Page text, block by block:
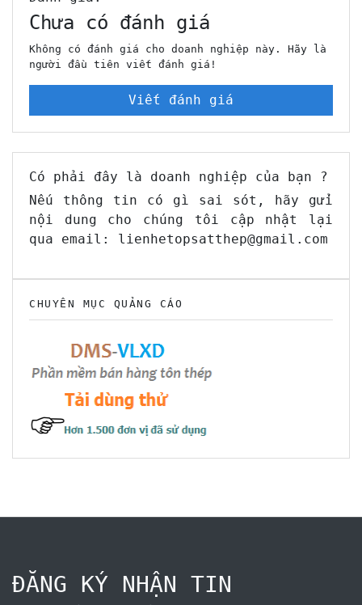
Chưa có đánh giá
Không có đánh giá cho doanh nghiệp này. Hãy là
người đầu tiên viết đánh giá!
Viết đánh giá
Có phải đây là doanh nghiệp của bạn ?
Nếu thông tin có gì sai sót, hãy gửi
nội dung cho chúng tôi cập nhật lại
qua email: lienhetopsatthep@gmail.com
CHUYÊN MỤC QUẢNG CÁO
ĐĂNG KÝ NHẬN TIN